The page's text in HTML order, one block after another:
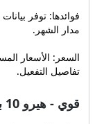
فوائدها: توفر
مدار الشهر.
تفاصيل التفعيل.
قوي - هيرو 10 بطارية متنقلة | hero 10000 mah